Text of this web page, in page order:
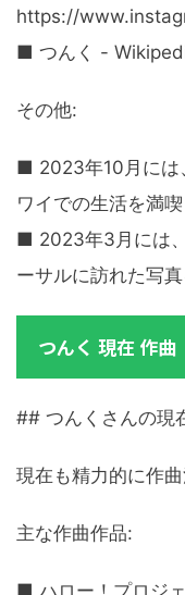
https://
■ つんく -
その他:
■ 2023年10月には
ワイでの生活を満
■ 2023年3月には
ーサルに訪れた写
つんく 現在 作曲
## つんくさんの現
現在も精力的に作曲
主な作曲作品:
■ ハロー！プロジ